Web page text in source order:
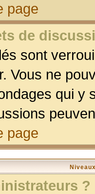
page
de
sont
Vous ne
qui y
page
?